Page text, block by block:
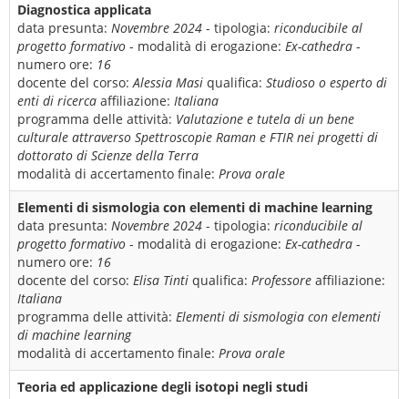
Diagnostica applicata
data presunta: Novembre 2024 - tipologia: riconducibile al
progetto formativo - modalità di erogazione: Ex-cathedra -
numero ore: 16
docente del corso:Alessia Masi qualifica: Studioso o esperto di
enti di ricerca affiliazione: Italiana
programma delle attività: Valutazione e tutela di un bene
culturale attraverso Spettroscopie Raman e FTIR nei progetti di
dottorato di Scienze della Terra
modalità di accertamento finale: Prova orale
Elementi di sismologia con elementi di machine learning
data presunta: Novembre 2024 - tipologia: riconducibile al
progetto formativo - modalità di erogazione: Ex-cathedra -
numero ore: 16
docente del corso: Elisa Tinti qualifica: Professore affiliazione:
Italiana
programma delle attività: Elementi di sismologia con elementi
di machine learning
modalità di accertamento finale: Prova orale
Teoria ed applicazione degli isotopi negli studi